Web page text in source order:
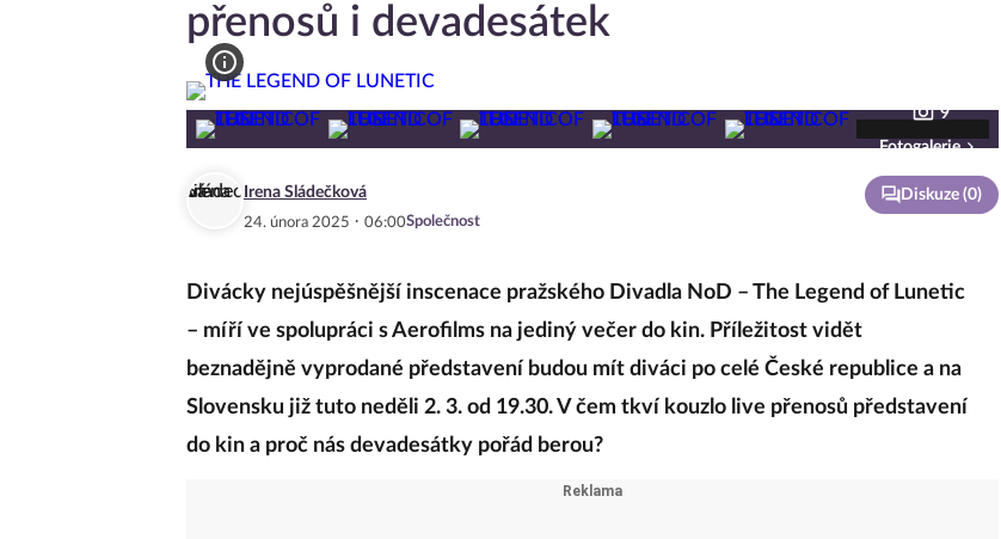
přenosů i devadesátek
9
Fotogalerie
Irena Sládečková
24. února 2025 · 06:00Společnost
Diskuze (0)
Divácky nejúspěšnější inscenace pražského Divadla NoD – The Legend of Lunetic
– míří ve spolupráci s Aerofilms na jediný večer do kin. Příležitost vidět
beznadějně vyprodané představení budou mít diváci po celé České republice a na
Slovensku již tuto neděli 2. 3. od 19.30. V čem tkví kouzlo live přenosů představení
do kin a proč nás devadesátky pořád berou?